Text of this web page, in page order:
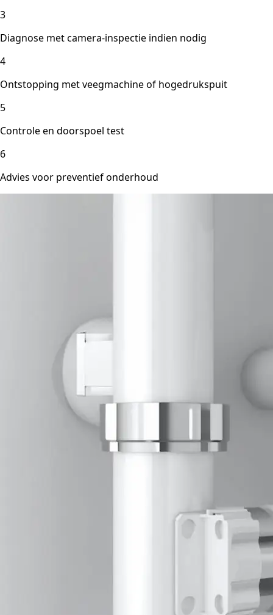
3
Diagnose met camera-inspectie indien nodig
4
Ontstopping met veegmachine of hogedrukspuit
5
Controle en doorspoel test
6
Advies voor preventief onderhoud